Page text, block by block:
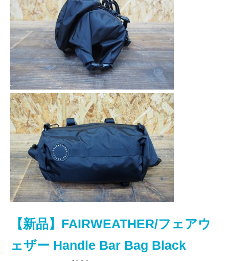
【新品】FAIRWEATHER/フェアウ
ェザー Handle Bar Bag Black